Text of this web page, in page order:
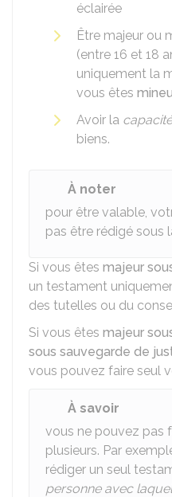
éclairée
Être majeur ou
(entre 16 et 18
uniquement la
vous êtes
Avoir la
biens.
À noter
pour être valable,
pas être rédigé sous
Si vous êtes majeur
un testament
des tutelles ou du
Si vous êtes majeur
sous sauvegarde de
vous pouvez faire seul
À savoir
vous ne pouvez pas
plusieurs. Par
rédiger un seul
personne avec